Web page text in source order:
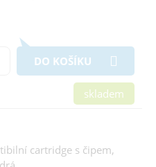
DO KOŠÍKU
skladem